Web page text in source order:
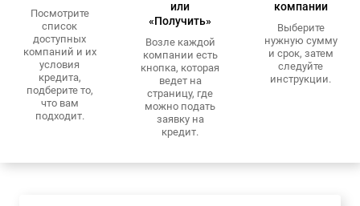
Посмотрите
список
доступных
компаний и их
условия
кредита,
подберите то,
что вам
подходит.
или
«Получить»
Возле каждой
компании есть
кнопка, которая
ведет на
страницу, где
можно подать
заявку на
кредит.
компании
Выберите
нужную сумму
и срок, затем
следуйте
инструкции.